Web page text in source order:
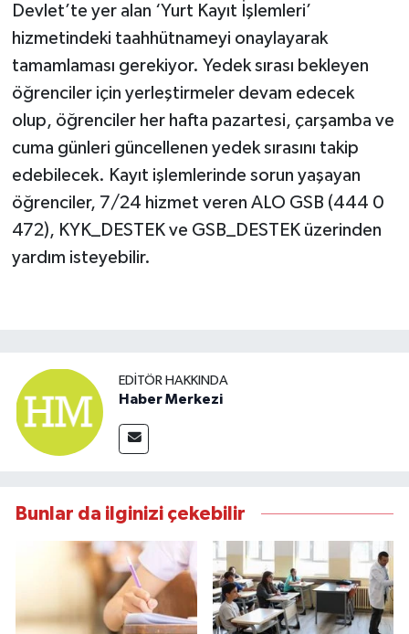
Devlet’te yer alan ‘Yurt Kayıt İşlemleri’
hizmetindeki taahhütnameyi onaylayarak
tamamlaması gerekiyor. Yedek sırası bekleyen
öğrenciler için yerleştirmeler devam edecek
olup, öğrenciler her hafta pazartesi, çarşamba ve
cuma günleri güncellenen yedek sırasını takip
edebilecek. Kayıt işlemlerinde sorun yaşayan
öğrenciler, 7/24 hizmet veren ALO GSB (444 0
472), KYK_DESTEK ve GSB_DESTEK üzerinden
yardım isteyebilir.
EDITÖR HAKKINDA
Haber Merkezi
Bunlar da ilginizi çekebilir